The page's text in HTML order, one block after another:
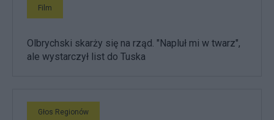
Film
Olbrychski skarży się na rząd. "Napluł mi w twarz",
ale wystarczył list do Tuska
Głos Regionów